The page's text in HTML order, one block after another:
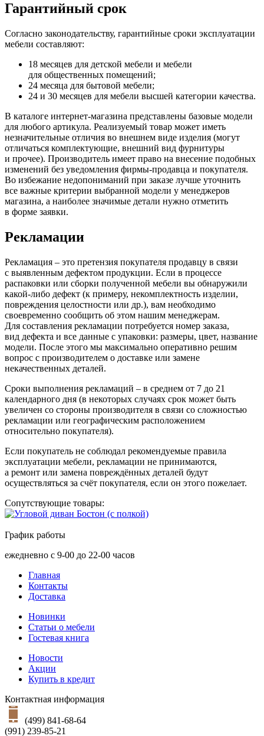
Гарантийный срок
Согласно законодательству, гарантийные сроки эксплуатации
мебели составляют:
18 месяцев для детской мебели и мебели
для общественных помещений;
24 месяца для бытовой мебели;
24 и 30 месяцев для мебели высшей категории качества.
В каталоге интернет-магазина представлены базовые модели
для любого артикула. Реализуемый товар может иметь
незначительные отличия во внешнем виде изделия (могут
отличаться комплектующие, внешний вид фурнитуры
и прочее). Производитель имеет право на внесение подобных
изменений без уведомления фирмы-продавца и покупателя.
Во избежание недопониманий при заказе лучше уточнить
все важные критерии выбранной модели у менеджеров
магазина, а наиболее значимые детали нужно отметить
в форме заявки.
Рекламации
Рекламация – это претензия покупателя продавцу в связи
с выявленным дефектом продукции. Если в процессе
распаковки или сборки полученной мебели вы обнаружили
какой-либо дефект (к примеру, некомплектность изделии,
повреждения целостности или др.), вам необходимо
своевременно сообщить об этом нашим менеджерам.
Для составления рекламации потребуется номер заказа,
вид дефекта и все данные с упаковки: размеры, цвет, название
модели. После этого мы максимально оперативно решим
вопрос с производителем о доставке или замене
некачественных деталей.
Сроки выполнения рекламаций – в среднем от 7 до 21
календарного дня (в некоторых случаях срок может быть
увеличен со стороны производителя в связи со сложностью
рекламации или географическим расположением
относительно покупателя).
Если покупатель не соблюдал рекомендуемые правила
эксплуатации мебели, рекламации не принимаются,
а ремонт или замена повреждённых деталей будут
осуществляться за счёт покупателя, если он этого пожелает.
Сопутствующие товары:
График работы
ежедневно с 9-00 до 22-00 часов
Главная
Контакты
Доставка
Новинки
Статьи о мебели
Гостевая книга
Новости
Акции
Купить в кредит
Контактная информация
(499) 841-68-64
(991) 239-85-21